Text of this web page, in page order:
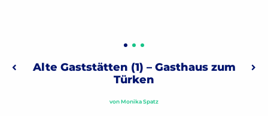
Beitragsnavigation
Vorheriger: Christian Pfaff (1818-1824)
Alte Gaststätten (1) – Gasthaus zum
Türken
vonMonika Spatz